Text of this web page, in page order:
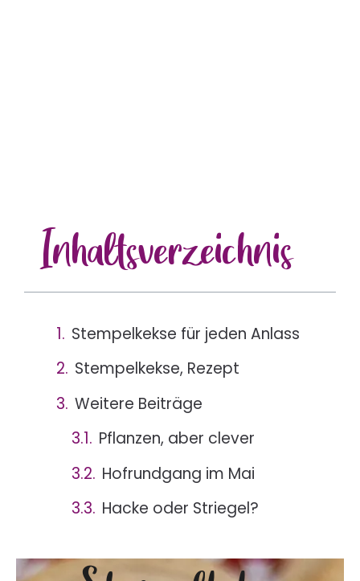
Inhaltsverzeichnis
Stempelkekse für jeden Anlass
Stempelkekse, Rezept
Weitere Beiträge
Pflanzen, aber clever
Hofrundgang im Mai
Hacke oder Striegel?